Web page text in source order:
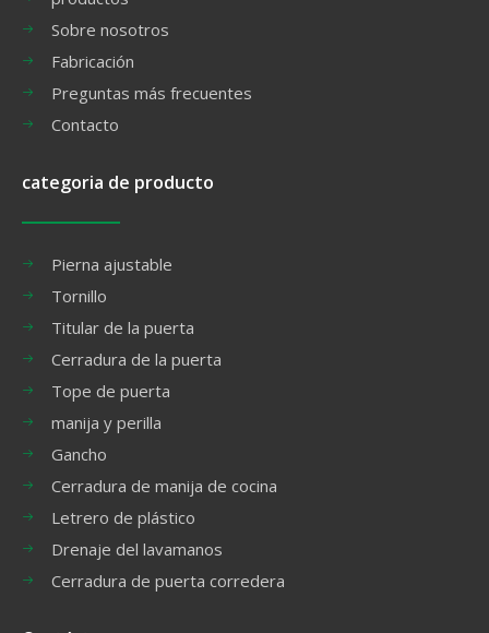
Sobre nosotros
Fabricación
Preguntas más frecuentes
Contacto
categoria de producto
Pierna ajustable
Tornillo
Titular de la puerta
Cerradura de la puerta
Tope de puerta
manija y perilla
Gancho
Cerradura de manija de cocina
Letrero de plástico
Drenaje del lavamanos
Cerradura de puerta corredera